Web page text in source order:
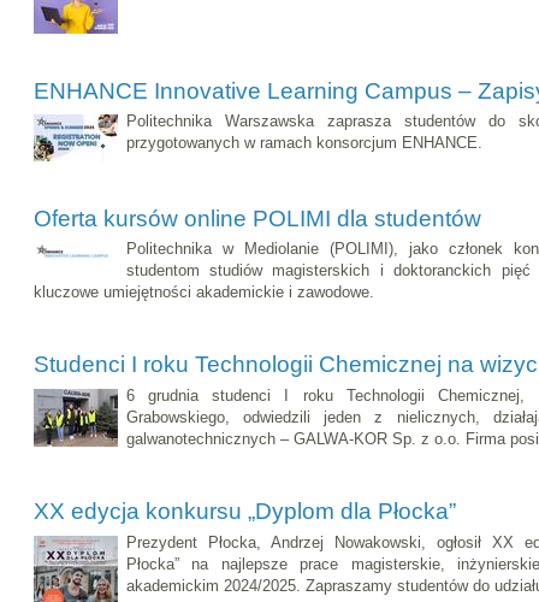
ENHANCE Innovative Learning Campus –
Politechnika Warszawska zaprasza studentów do
przygotowanych w ramach konsorcjum ENHANCE.
Oferta kursów online POLIMI dla studentów
Politechnika w Mediolanie (POLIMI), jako członek
studentom studiów magisterskich i doktoranckich pięć
kluczowe umiejętności akademickie i zawodowe.
Studenci I roku Technologii Chemicznej na
6 grudnia studenci I roku Technologii
Grabowskiego, odwiedzili jeden z nielicznych,
galwanotechnicznych – GALWA-KOR Sp. z o.o. Firma
XX edycja konkursu „Dyplom dla Płocka”
Prezydent Płocka, Andrzej Nowakowski, ogłosił XX
Płocka” na najlepsze prace magisterskie,
akademickim 2024/2025. Zapraszamy studentów do